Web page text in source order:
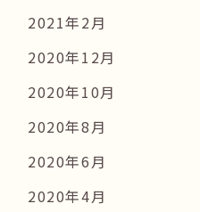
2021年2月
2020年12月
2020年10月
2020年8月
2020年6月
2020年4月